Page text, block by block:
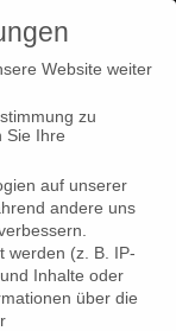
Website weiter
zu
Sie Ihre
auf unserer
andere uns
werden (z. B. IP-
Inhalte oder
über die